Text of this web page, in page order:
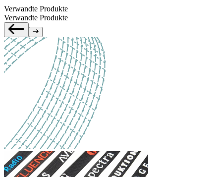
Verwandte Produkte
Verwandte Produkte